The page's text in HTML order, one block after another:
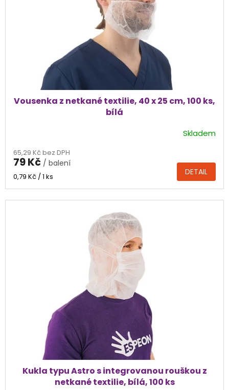
Vousenka z netkané textilie, 40 x 25 cm, 100 ks,
bílá
produktu
je
5,0
Skladem
65,29 Kč bez DPH
79 Kč / balení
Měrná
0,79 Kč / 1 ks DETAIL
Kukla typu Astro s integrovanou rouškou z
netkané textilie, bílá, 100 ks